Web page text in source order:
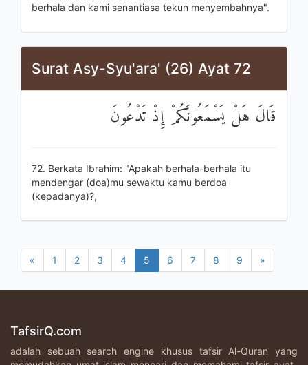
berhala dan kami senantiasa tekun menyembahnya".
Surat Asy-Syu'ara' (26) Ayat 72
قَالَ هَلْ يَسْمَعُونَكُمْ إِذْ تَدْعُونَ
72. Berkata Ibrahim: "Apakah berhala-berhala itu
mendengar (doa)mu sewaktu kamu berdoa
(kepadanya)?,
« 1 2 3 4 5 6 7 8 9 »
TafsirQ.com
adalah sebuah search engine khusus tafsir Al-Quran yang